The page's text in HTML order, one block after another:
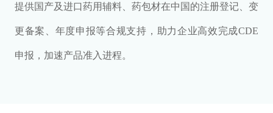
提供国产及进口药用辅料、药包材在中国的注册登记、变
更备案、年度申报等合规支持，助力企业高效完成CDE
申报，加速产品准入进程。